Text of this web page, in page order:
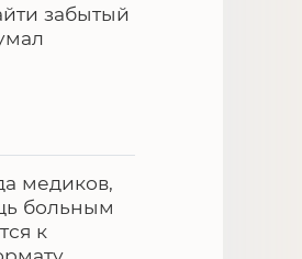
забытый
медиков,
больным
к